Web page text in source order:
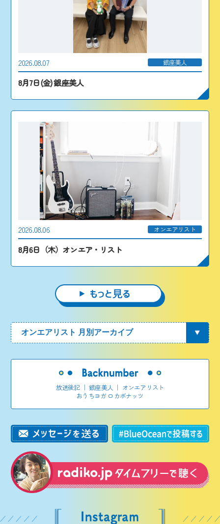
2026.08.07 銀座美人
8月7日(金) 銀座美人
2026.08.06 オンエアリスト
8月6日（木）オンエア・リスト
放送後記｜銀座美人 ｜ オンエアリスト
おうちヨガ ロカボナッツ